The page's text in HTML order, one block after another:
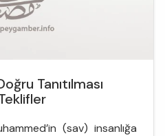
Tanıtılması
(sav) insanlığa